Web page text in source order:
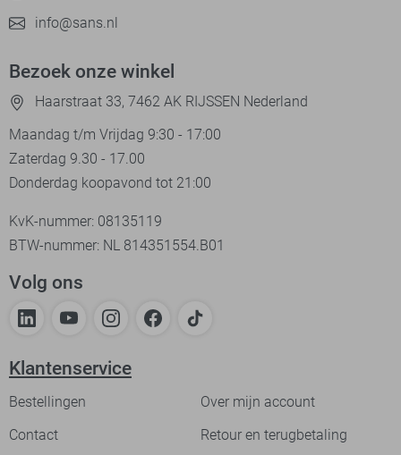
info@sans.nl
Bezoek onze winkel
Haarstraat 33, 7462 AK RIJSSEN Nederland
Maandag t/m Vrijdag 9:30 - 17:00
Zaterdag 9.30 - 17.00
Donderdag koopavond tot 21:00
KvK-nummer: 08135119
BTW-nummer: NL 814351554.B01
Volg ons
Klantenservice
Bestellingen
Over mijn account
Contact
Retour en terugbetaling